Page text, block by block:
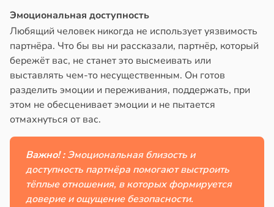
Эмоциональная доступность
Любящий человек никогда не использует уязвимость
партнёра. Что бы вы ни рассказали, партнёр, который
бережёт вас, не станет это высмеивать или
выставлять чем-то несущественным. Он готов
разделить эмоции и переживания, поддержать, при
этом не обесценивает эмоции и не пытается
отмахнуться от вас.
Важно! :Эмоциональная близость и
доступность партнёра помогают выстроить
тёплые отношения, в которых формируется
доверие и ощущение безопасности.